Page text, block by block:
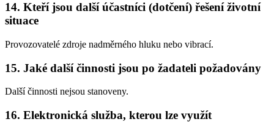
14. Kteří jsou další účastníci (dotčení) řešení životní
situace
Provozovatelé zdroje nadměrného hluku nebo vibrací.
15. Jaké další činnosti jsou po žadateli požadovány
Další činnosti nejsou stanoveny.
16. Elektronická služba, kterou lze využít